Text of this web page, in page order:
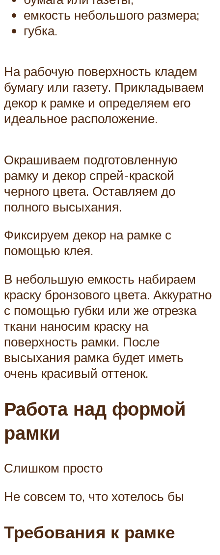
емкость небольшого размера;
губка.
На рабочую поверхность кладем
бумагу или газету. Прикладываем
декор к рамке и определяем его
идеальное расположение.
Окрашиваем подготовленную
рамку и декор спрей-краской
черного цвета. Оставляем до
полного высыхания.
Фиксируем декор на рамке с
помощью клея.
В небольшую емкость набираем
краску бронзового цвета. Аккуратно
с помощью губки или же отрезка
ткани наносим краску на
поверхность рамки. После
высыхания рамка будет иметь
очень красивый оттенок.
Работа над формой
рамки
Слишком просто
Не совсем то, что хотелось бы
Требования к рамке